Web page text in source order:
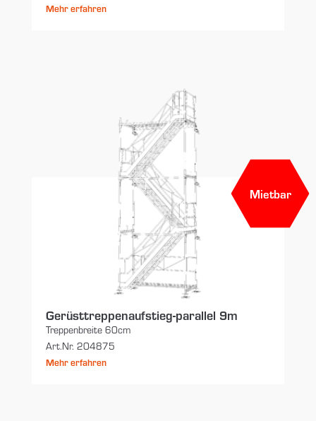
Mehr erfahren
Mietbar
Gerüsttreppenaufstieg-parallel 9m
Treppenbreite 60cm
Art.Nr. 204875
Mehr erfahren